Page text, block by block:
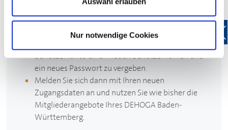
Nur notwendige Cookies
und Ihr Passwort ein, um sich bei Mein
anzumelden.
Nach der Anmeldung bei MeinDEHOGA
Benutzerkonto einen neuen Benutzernamen und
ein neues Passwort zu vergeben.
Melden Sie sich dann mit Ihren neuen
Zugangsdaten an und nutzen Sie wie bisher die
Mitgliederangebote Ihres DEHOGABaden-
Württemberg.